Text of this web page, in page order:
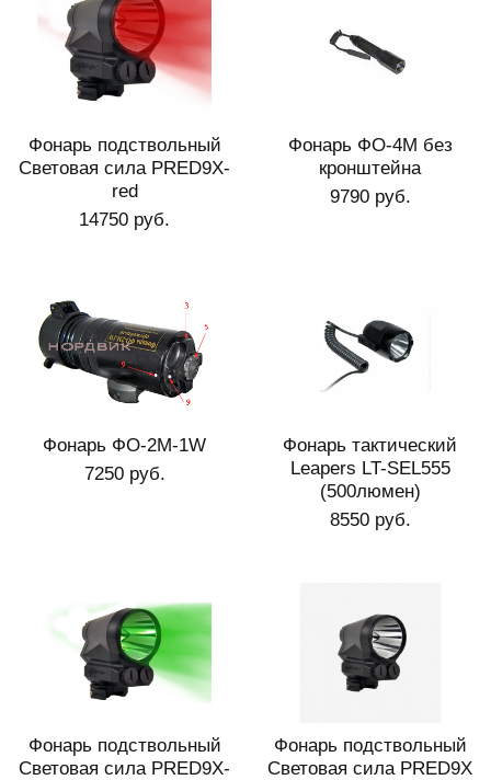
Фонарь подствольный
Световая сила PRED9X-
red
14750 руб.
Фонарь ФО-4M без
кронштейна
9790 руб.
Фонарь ФО-2М-1W
7250 руб.
Фонарь тактический
Leapers LT-SEL555
(500люмен)
8550 руб.
Фонарь подствольный
Световая сила PRED9X-
Фонарь подствольный
Световая сила PRED9X